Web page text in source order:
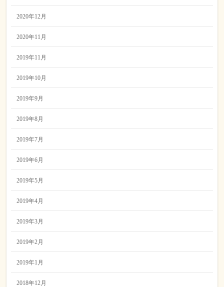
2020年12月
2020年11月
2019年11月
2019年10月
2019年9月
2019年8月
2019年7月
2019年6月
2019年5月
2019年4月
2019年3月
2019年2月
2019年1月
2018年12月